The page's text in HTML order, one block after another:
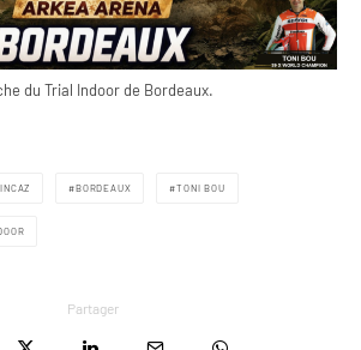
du Trial Indoor de Bordeaux.
BORDEAUX TONI BOU
Partager